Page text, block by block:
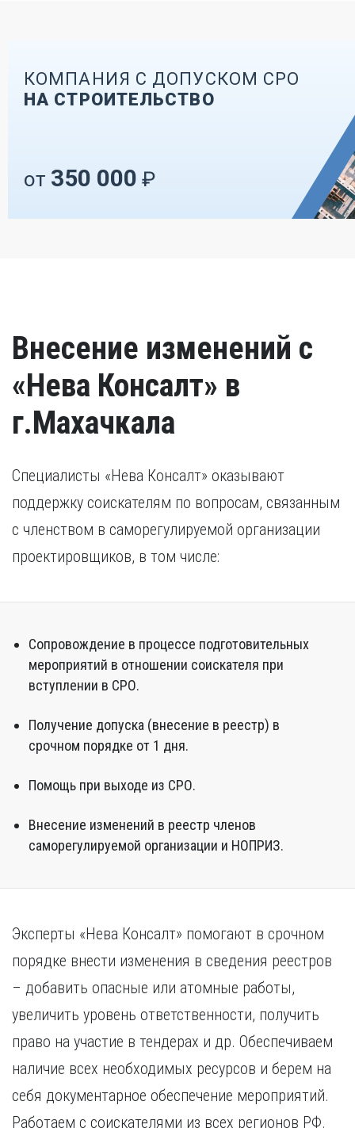
КОМПАНИЯ С ДОПУСКОМ СРО
НА СТРОИТЕЛЬСТВО
от 350 000 ₽
Внесение изменений с
«Нева Консалт» в
г.Махачкала
Специалисты «Нева Консалт» оказывают
поддержку соискателям по вопросам, связанным
с членством в саморегулируемой организации
проектировщиков, в том числе:
Сопровождение в процессе подготовительных
мероприятий в отношении соискателя при
вступлении в СРО.
Получение допуска (внесение в реестр) в
срочном порядке от 1 дня.
Помощь при выходе из СРО.
Внесение изменений в реестр членов
саморегулируемой организации и НОПРИЗ.
Эксперты «Нева Консалт» помогают в срочном
порядке внести изменения в сведения реестров
– добавить опасные или атомные работы,
увеличить уровень ответственности, получить
право на участие в тендерах и др. Обеспечиваем
наличие всех необходимых ресурсов и берем на
себя документарное обеспечение мероприятий.
Работаем с соискателями из всех регионов РФ.